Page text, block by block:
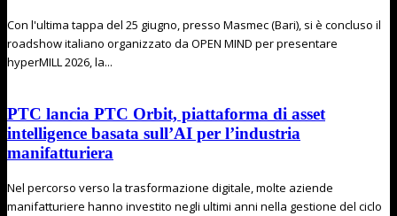
Con l'ultima tappa del 25 giugno, presso Masmec (Bari), si è concluso il
roadshow italiano organizzato da OPEN MIND per presentare
hyperMILL 2026, la...
PTC lancia PTC Orbit, piattaforma di asset
intelligence basata sull’AI per l’industria
manifatturiera
Nel percorso verso la trasformazione digitale, molte aziende
manifatturiere hanno investito negli ultimi anni nella gestione del ciclo